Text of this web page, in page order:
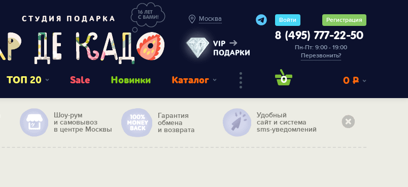
СТУДИЯ ПОДАРКА Москва
VIP
ПОДАРКИ
Войти Регистрация
8 (495) 777-22-50
Пн-Пт: 9:00 - 19:00
Перезвонить?
ТОП 20 Sale Новинки Каталог 0 0 Р
Шоу-рум
и самовывоз
в центре Москвы
Гарантия
обмена
и возврата
Удобный
сайт и система
sms-уведомлений